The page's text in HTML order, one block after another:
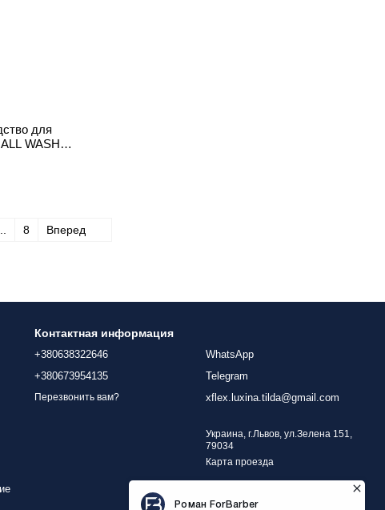
для
WASH -
8 Вперед
Контактная информация
+380638322646
+380673954135
Перезвонить вам?
WhatsApp
Telegram
xflex.luxina.tilda@gmail.com
Украина, г.Львов, ул.Зелена 151,
79034
Карта проезда